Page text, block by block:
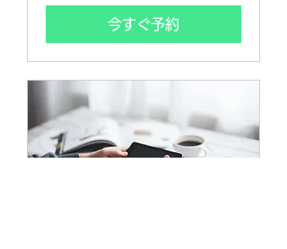
ル
今すぐ予約